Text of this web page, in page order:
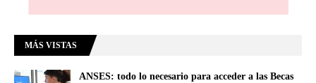
MÁS VISTAS
ANSES: todo lo necesario para acceder a las Becas